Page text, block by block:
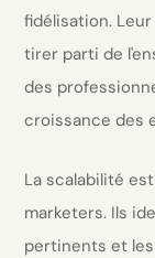
fidélisation.
tirer parti de
des
croissance des
La scalabilité
marketers. Ils
pertinents et